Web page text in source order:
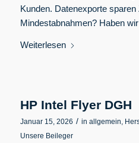
Kunden. Datenexporte sparen
Mindestabnahmen? Haben
Weiterlesen
HP Intel Flyer DGH
Januar 15, 2026 / in allgemein
Unsere Beileger